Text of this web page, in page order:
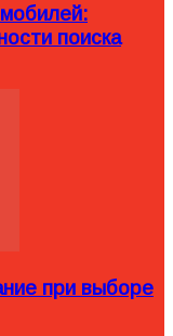
поиска
при выборе